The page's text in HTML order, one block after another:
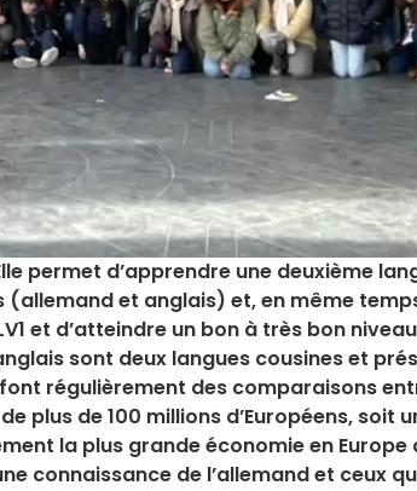
permet d’apprendre une deuxième
et anglais) et, en même
et d’atteindre un bon à très bon
sont deux langues cousines et
régulièrement des comparaisons
plus de 100 millions d’Européens, soit
la plus grande économie en Europe
connaissance de l’allemand et ceux